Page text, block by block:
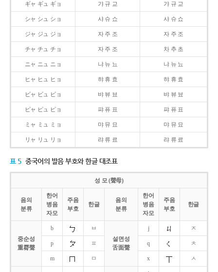
ギャ ギュ ギョ 갸 규 교 갸 규 교
シャ シュ ショ 샤 슈 쇼 샤 슈 쇼
ジャ ジュ ジョ 자 주 조 자 주 조
チャ チュ チョ 자 주 조 차 추 초
ニャ ニュ ニョ 냐 뉴 뇨 냐 뉴 뇨
ヒャ ヒュ ヒョ 햐 휴 효 햐 휴 효
ビャ ビュ ビョ 뱌 뷰 뵤 뱌 뷰 뵤
ピャ ピュ ピョ 퍄 퓨 표 퍄 퓨 표
ミャ ミュ ミョ 먀 뮤 묘 먀 뮤 묘
リャ リュ リョ 랴 류 료 랴 류 료
표 5 중국어의 발음 부호와 한글 대조표
성 모 (聲母)
음의
분류
한어
병음
자모
주음
부호
한글
음의
분류
한어
병음
자모
주음
부호
한글
중순성
重脣聲
b
ㅂ
설면성
舌面聲
j ㅈ
p ㅍ q ㅊ
m ㅁ x ㅅ